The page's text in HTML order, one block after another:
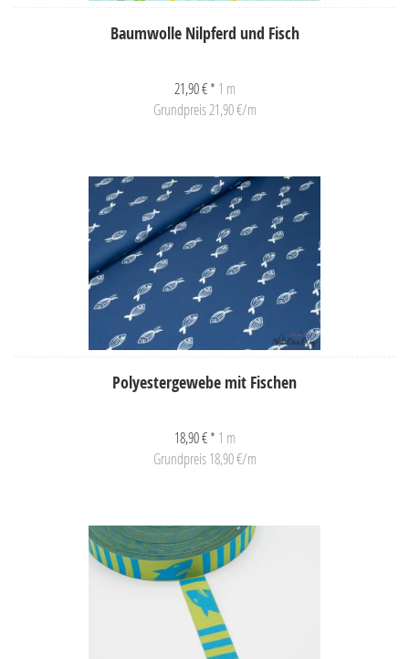
Baumwolle Nilpferd und Fisch
21,90 € * 1 m
Grundpreis 21,90 €/m
Polyestergewebe mit Fischen
18,90 € * 1 m
Grundpreis 18,90 €/m